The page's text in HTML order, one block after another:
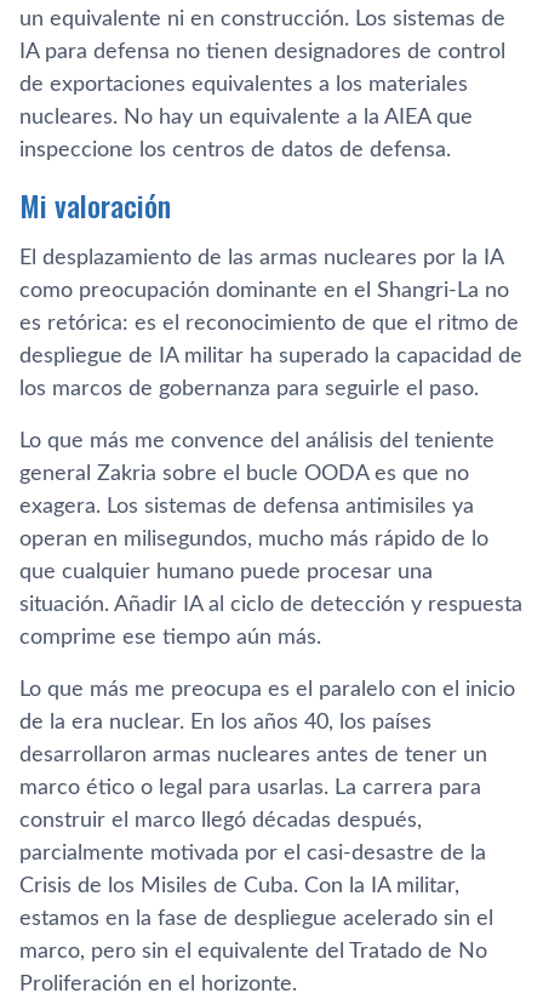
un equivalente ni en construcción. Los sistemas de
IA para defensa no tienen designadores de control
de exportaciones equivalentes a los materiales
nucleares. No hay un equivalente a la AIEA que
inspeccione los centros de datos de defensa.
Mi valoración
El desplazamiento de las armas nucleares por la IA
como preocupación dominante en el Shangri-La no
es retórica: es el reconocimiento de que el ritmo de
despliegue de IA militar ha superado la capacidad de
los marcos de gobernanza para seguirle el paso.
Lo que más me convence del análisis del teniente
general Zakria sobre el bucle OODA es que no
exagera. Los sistemas de defensa antimisiles ya
operan en milisegundos, mucho más rápido de lo
que cualquier humano puede procesar una
situación. Añadir IA al ciclo de detección y respuesta
comprime ese tiempo aún más.
Lo que más me preocupa es el paralelo con el inicio
de la era nuclear. En los años 40, los países
desarrollaron armas nucleares antes de tener un
marco ético o legal para usarlas. La carrera para
construir el marco llegó décadas después,
parcialmente motivada por el casi-desastre de la
Crisis de los Misiles de Cuba. Con la IA militar,
estamos en la fase de despliegue acelerado sin el
marco, pero sin el equivalente del Tratado de No
Proliferación en el horizonte.